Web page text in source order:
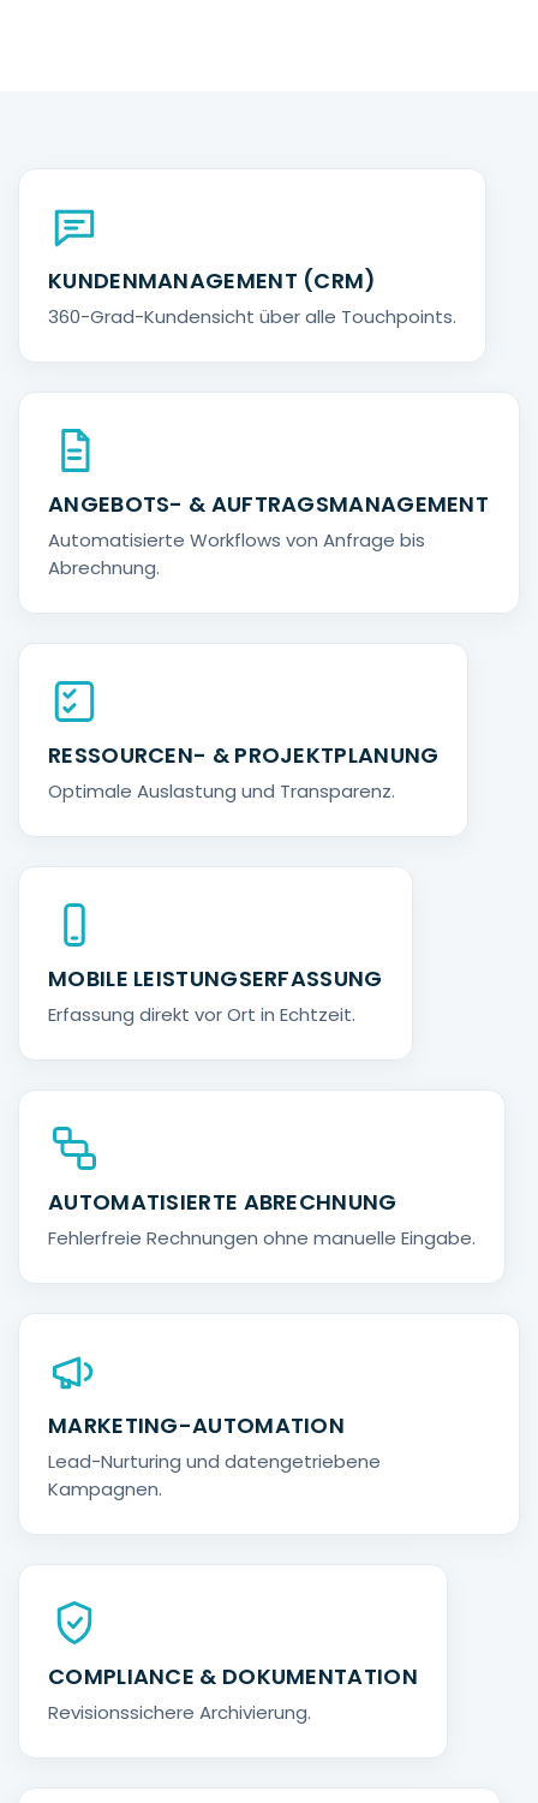
KUNDENMANAGEMENT (CRM)
360-Grad-Kundensicht über alle Touchpoints.
ANGEBOTS- & AUFTRAGSMANAGEMENT
Automatisierte Workflows von Anfrage bis
Abrechnung.
RESSOURCEN- & PROJEKTPLANUNG
Optimale Auslastung und Transparenz.
MOBILE LEISTUNGSERFASSUNG
Erfassung direkt vor Ort in Echtzeit.
AUTOMATISIERTE ABRECHNUNG
Fehlerfreie Rechnungen ohne manuelle Eingabe.
MARKETING-AUTOMATION
Lead-Nurturing und datengetriebene
Kampagnen.
COMPLIANCE & DOKUMENTATION
Revisionssichere Archivierung.